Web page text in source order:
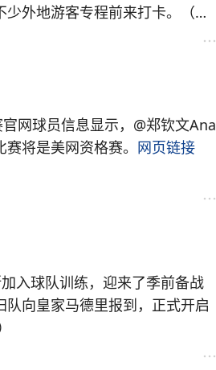
外地游客专程前来打卡。（长
网球员信息显示，@郑钦文Ana
将是美网资格赛。 网页链接
入球队训练，迎来了季前备战
向皇家马德里报到，正式开启